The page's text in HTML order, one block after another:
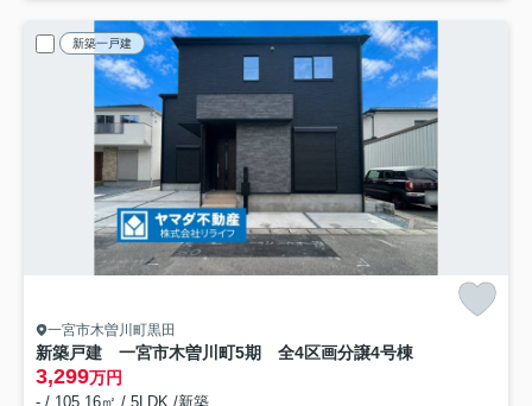
新築一戸建
一宮市木曽川町黒田
新築戸建 一宮市木曽川町5期 全4区画分譲4号棟
3,299万円
- / 105.16㎡ / 5LDK /新築